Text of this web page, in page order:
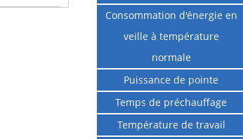
Consommation d'énergie en
veille à température
normale
Puissance de pointe
Temps de préchauffage
Température de travail